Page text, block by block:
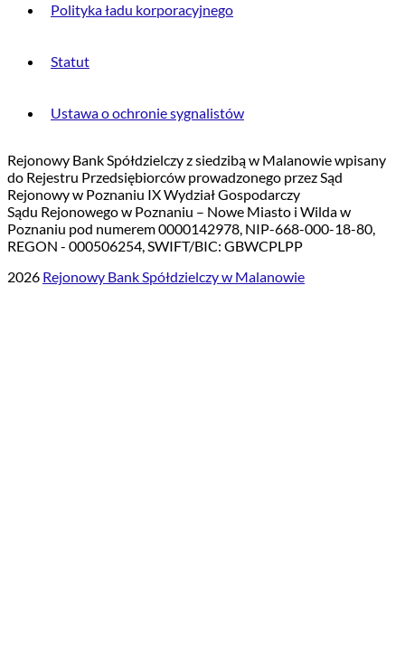
Polityka ładu korporacyjnego
Statut
Ustawa o ochronie sygnalistów
Rejonowy Bank Spółdzielczy z siedzibą w Malanowie wpisany
do Rejestru Przedsiębiorców prowadzonego przez Sąd
Rejonowy w Poznaniu IX Wydział Gospodarczy
Sądu Rejonowego w Poznaniu – Nowe Miasto i Wilda w
Poznaniu pod numerem 0000142978, NIP-668-000-18-80,
REGON - 000506254, SWIFT/BIC: GBWCPLPP
2026 Rejonowy Bank Spółdzielczy w Malanowie